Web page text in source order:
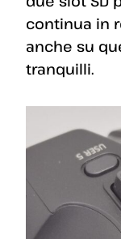
continua in
anche su
tranquilli.